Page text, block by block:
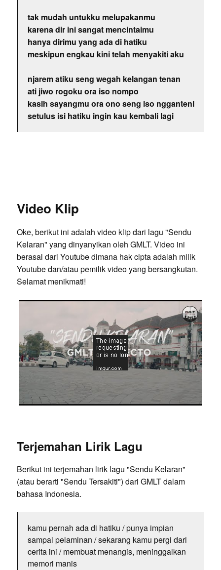
tak mudah untukku melupakanmu
karena dir ini sangat mencintaimu
hanya dirimu yang ada di hatiku
meskipun engkau kini telah menyakiti aku
njarem atiku seng wegah kelangan tenan
ati jiwo rogoku ora iso nompo
kasih sayangmu ora ono seng iso ngganteni
setulus isi hatiku ingin kau kembali lagi
Video Klip
Oke, berikut ini adalah video klip dari lagu "Sendu
Kelaran" yang dinyanyikan oleh GMLT. Video ini
berasal dari Youtube dimana hak cipta adalah milik
Youtube dan/atau pemilik video yang bersangkutan.
Selamat menikmati!
Terjemahan Lirik Lagu
Berikut ini terjemahan lirik lagu "Sendu Kelaran"
(atau berarti "Sendu Tersakiti") dari GMLT dalam
bahasa Indonesia.
kamu pernah ada di hatiku / punya impian
sampai pelaminan / sekarang kamu pergi dari
cerita ini / membuat menangis, meninggalkan
memori manis